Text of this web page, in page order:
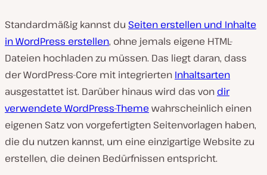
Standardmäßig kannst du Seiten erstellen und Inhalte
in WordPress erstellen, ohne jemals eigene HTML-
Dateien hochladen zu müssen. Das liegt daran, dass
der WordPress-Core mit integrierten Inhaltsarten
ausgestattet ist. Darüber hinaus wird das von dir
verwendete WordPress-Theme wahrscheinlich einen
eigenen Satz von vorgefertigten Seitenvorlagen haben,
die du nutzen kannst, um eine einzigartige Website zu
erstellen, die deinen Bedürfnissen entspricht.